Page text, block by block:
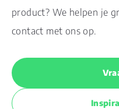
product? We helpen je
contact met ons op.